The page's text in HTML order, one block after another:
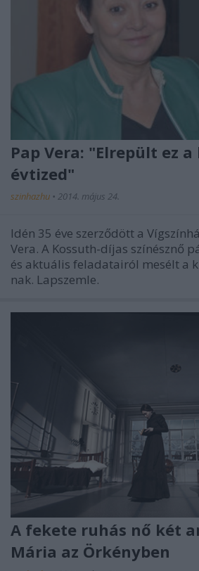
Pap Vera: "Elrepült ez
évtized"
szinhazhu • 2014. május 24.
Idén 35 éve szerződött a
Vera. A Kossuth-díjas színésznő
és aktuális feladatairól mesélt a
nak. Lapszemle.
A fekete ruhás nő két
Mária az Örkényben